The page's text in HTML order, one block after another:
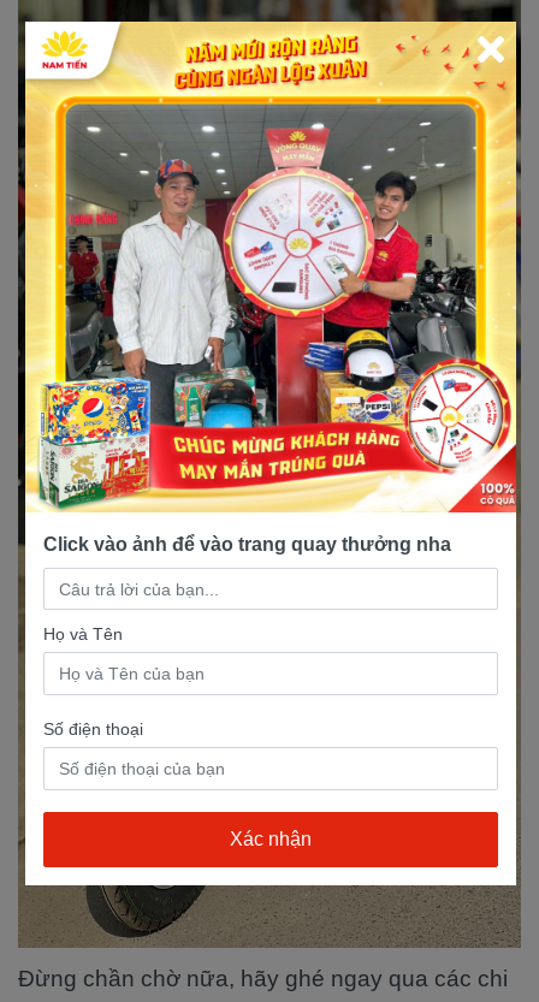
Đừng chần chờ nữa, hãy ghé ngay qua các chi
Click vào ảnh để vào trang quay thưởng nha
Họ và Tên
Số điện thoại